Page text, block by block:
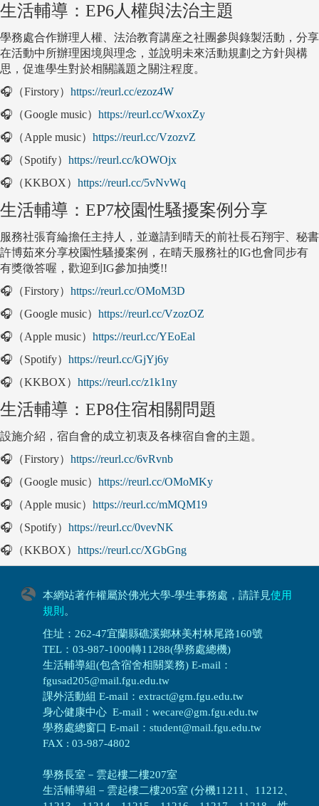
生活輔導：EP6人權與法治主題
學務處合作辦理人權、法治教育講座之社團參與錄製活動，分享
在活動中所辦理困境與理念，並說明未來活動規劃之方針與構
思，促進學生對於相關議題之關注程度。
🎧（Firstory） https://reurl.cc/ezoz4W
🎧（Google music） https://reurl.cc/WxoxZy
🎧（Apple music） https://reurl.cc/VzozvZ
🎧（Spotify） https://reurl.cc/kOWOjx
🎧（KKBOX） https://reurl.cc/5vNvWq
生活輔導：EP7校園性騷擾案例分享
服務社張育綸擔任主持人，並邀請到晴天的前社長石翔宇、秘書
許博茹來分享校園性騷擾案例，在晴天服務社的IG也會同步有
有獎徵答喔，歡迎到IG參加抽獎!!
🎧（Firstory） https://reurl.cc/OMoM3D
🎧（Google music） https://reurl.cc/VzozOZ
🎧（Apple music） https://reurl.cc/YEoEal
🎧（Spotify） https://reurl.cc/GjYj6y
🎧（KKBOX） https://reurl.cc/z1k1ny
生活輔導：EP8住宿相關問題
設施介紹，宿自會的成立初衷及各棟宿自會的主題。
🎧（Firstory） https://reurl.cc/6vRvnb
🎧（Google music） https://reurl.cc/OMoMKy
🎧（Apple music） https://reurl.cc/mMQM19
🎧（Spotify） https://reurl.cc/0vevNK
🎧（KKBOX） https://reurl.cc/XGbGng
本網站著作權屬於佛光大學-學生事務處，請詳見使用
規則 。
住址：262-47宜蘭縣礁溪鄉林美村林尾路160號
TEL：03-987-1000轉11288(學務處總機)
生活輔導組(包含宿舍相關業務) E-mail：
fgusad205@mail.fgu.edu.tw
課外活動組 E-mail：extract@gm.fgu.edu.tw
身心健康中心 E-mail：wecare@gm.fgu.edu.tw
學務處總窗口 E-mail：student@mail.fgu.edu.tw
FAX : 03-987-4802
學務長室－雲起樓二樓207室
生活輔導組 － 雲起樓二樓205室 (分機11211、11212、